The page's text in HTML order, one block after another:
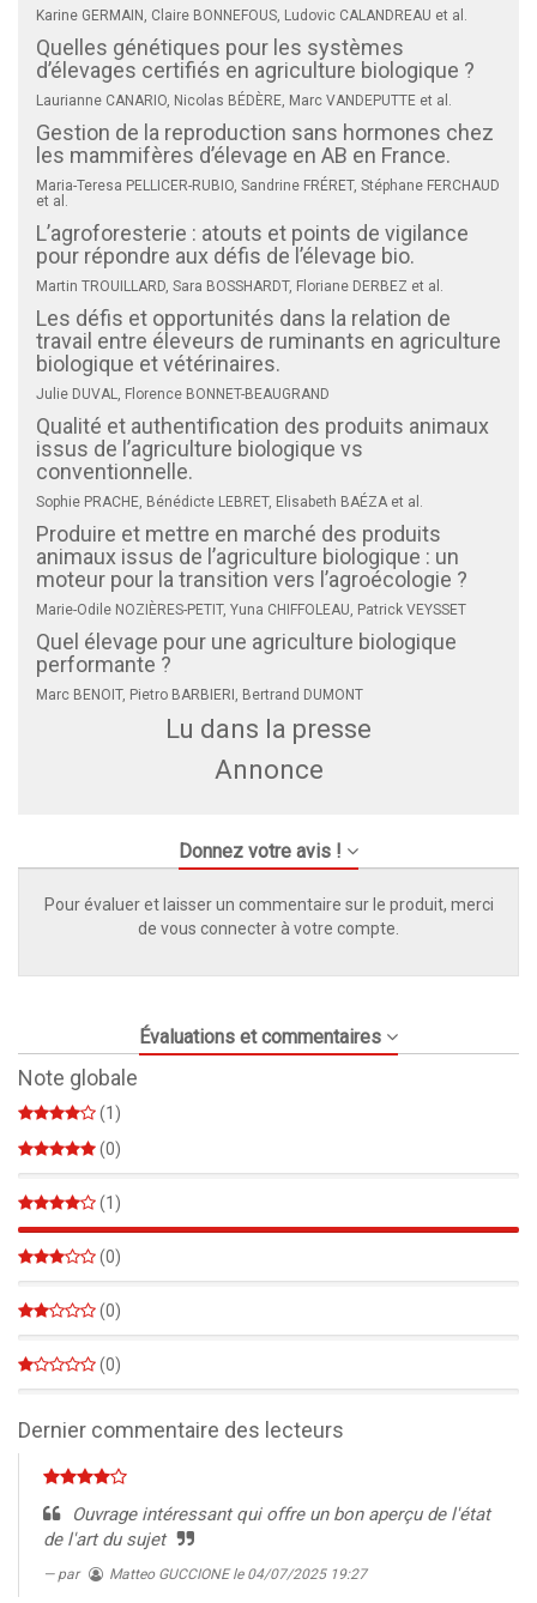
Karine GERMAIN, Claire BONNEFOUS, Ludovic CALANDREAU et al.
Quelles génétiques pour les systèmes
d’élevages certifiés en agriculture biologique ?
Laurianne CANARIO, Nicolas BÉDÈRE, Marc VANDEPUTTE et al.
Gestion de la reproduction sans hormones chez
les mammifères d’élevage en AB en France.
Maria-Teresa PELLICER-RUBIO, Sandrine FRÉRET, Stéphane FERCHAUD
et al.
L’agroforesterie : atouts et points de vigilance
pour répondre aux défis de l’élevage bio.
Martin TROUILLARD, Sara BOSSHARDT, Floriane DERBEZ et al.
Les défis et opportunités dans la relation de
travail entre éleveurs de ruminants en agriculture
biologique et vétérinaires.
Julie DUVAL, Florence BONNET-BEAUGRAND
Qualité et authentification des produits animaux
issus de l’agriculture biologique vs
conventionnelle.
Sophie PRACHE, Bénédicte LEBRET, Elisabeth BAÉZA et al.
Produire et mettre en marché des produits
animaux issus de l’agriculture biologique : un
moteur pour la transition vers l’agroécologie ?
Marie-Odile NOZIÈRES-PETIT, Yuna CHIFFOLEAU, Patrick VEYSSET
Quel élevage pour une agriculture biologique
performante ?
Marc BENOIT, Pietro BARBIERI, Bertrand DUMONT
Lu dans la presse
Annonce
Donnez votre avis !
Pour évaluer et laisser un commentaire sur le produit, merci
de vous connecter à votre compte.
Évaluations et commentaires
Note globale
(1)
(0)
(1)
100%
(0)
(0)
(0)
Dernier commentaire des lecteurs
Ouvrage intéressant qui offre un bon aperçu de l'état
de l'art du sujet
par Matteo GUCCIONEle 04/07/2025 19:27